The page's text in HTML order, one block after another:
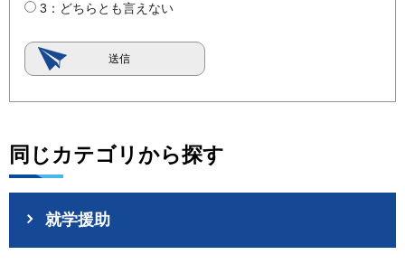
3：どちらとも言えない
同じカテゴリから探す
就学援助